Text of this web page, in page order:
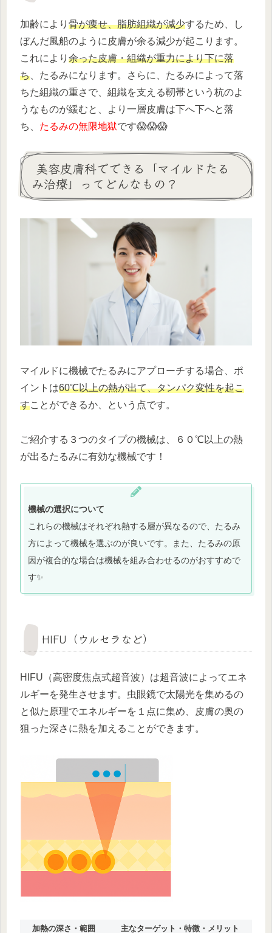
加齢により 骨が痩せ、脂肪組織が減少するため、し
ぼんだ風船のように皮膚が余る減少が起こります。
これにより 余った皮膚・組織が重力により下に落
ち 、たるみになります。さらに、たるみによって落
ちた組織の重さで、組織を支える靭帯という杭のよ
うなものが緩むと、より一層皮膚は下へ下へと落
ち、 たるみの無限地獄です😱😱😱
美容皮膚科でできる「マイルドたる
み治療」ってどんなもの？
マイルドに機械でたるみにアプローチする場合、ポ
イントは60℃以上の熱が出て、タンパク変性を起こ
すことができるか、という点です。
ご紹介する３つのタイプの機械は、６０℃以上の熱
が出るたるみに有効な機械です！
機械の選択について
これらの機械はそれぞれ熱する層が異なるので、たるみ
方によって機械を選ぶのが良いです。また、たるみの原
因が複合的な場合は機械を組み合わせるのがおすすめで
す✨️
HIFU（ウルセラなど）
HIFU（高密度焦点式超音波）は超音波によってエネ
ルギーを発生させます。虫眼鏡で太陽光を集めるの
と似た原理でエネルギーを１点に集め、皮膚の奥の
狙った深さに熱を加えることができます。
加熱の深さ・範囲 主なターゲット・特徴・メリット